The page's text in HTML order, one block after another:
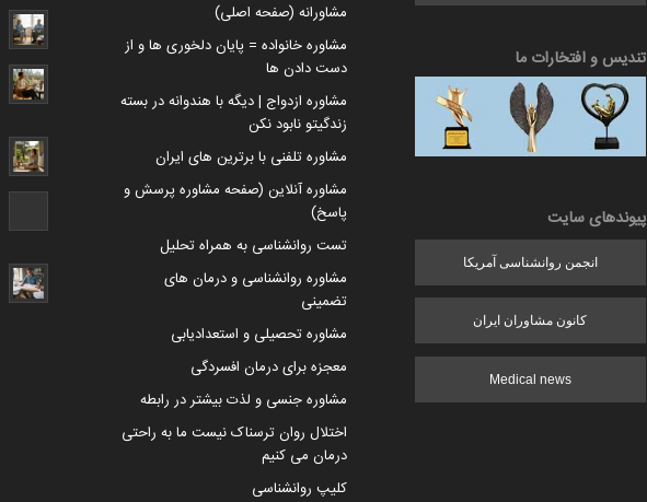
تندیس و افتخارات ما
پیوندهای سایت
انجمن روانشناسی آمریکا
کانون مشاوران ایران
Medical news
مشاورانه (صفحه اصلی)
مشاوره خانواده = پایان دلخوری ها و از
دست دادن ها
مشاوره ازدواج | دیگه با هندوانه در بسته
زندگیتو نابود نکن
مشاوره تلفنی با برترین های ایران
مشاوره آنلاین (صفحه مشاوره پرسش و
پاسخ)
تست روانشناسی به همراه تحلیل
مشاوره روانشناسی و درمان های
تضمینی
مشاوره تحصیلی و استعدادیابی
معجزه برای درمان افسردگی
مشاوره جنسی و لذت بیشتر در رابطه
اختلال روان ترسناک نیست ما به راحتی
درمان می کنیم
کلیپ روانشناسی